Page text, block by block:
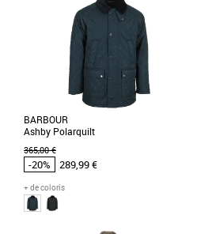
Vêtements Barbour pas cher et Promos
Vêtements Barbour
Le Gilet Lowerdale reprend les codes
classiques de la marque Barbour. Un
must have que vous porterez [...]
BARBOUR
Ashby Polarquilt
365,00 €
-20% 289,99 €
+ de coloris